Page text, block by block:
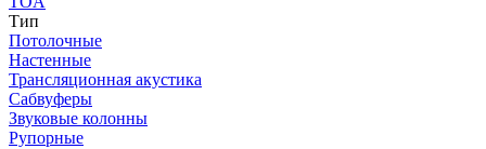
Тип
Потолочные
Настенные
Трансляционная акустика
Сабвуферы
Звуковые колонны
Рупорные